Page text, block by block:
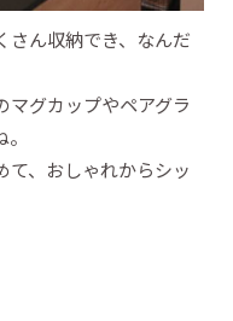
さん収納でき、なんだ
マグカップやペアグラ
て、おしゃれからシッ